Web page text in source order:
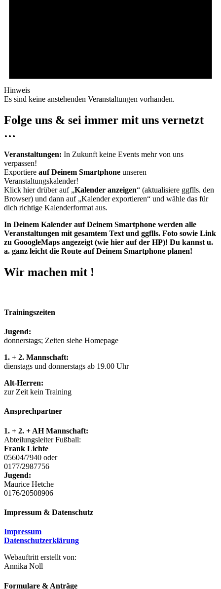
Hinweis
Es sind keine anstehenden Veranstaltungen vorhanden.
Folge uns & sei immer mit uns vernetzt
…
Veranstaltungen: In Zukunft keine Events mehr von uns
verpassen!
Exportiere auf Deinem Smartphone unseren
Veranstaltungskalender!
Klick hier drüber auf „Kalender anzeigen“ (aktualisiere ggflls. den
Browser) und dann auf „Kalender exportieren“ und wähle das für
dich richtige Kalenderformat aus.
In Deinem Kalender auf Deinem Smartphone werden alle
Veranstaltungen mit gesamtem Text und ggflls. Foto sowie Link
zu GooogleMaps angezeigt (wie hier auf der HP)! Du kannst u.
a. ganz leicht die Route auf Deinem Smartphone planen!
Wir machen mit !
Trainingszeiten
Jugend:
donnerstags; Zeiten siehe Homepage
1. + 2. Mannschaft:
dienstags und donnerstags ab 19.00 Uhr
Alt-Herren:
zur Zeit kein Training
Ansprechpartner
1. + 2. + AH Mannschaft:
Abteilungsleiter Fußball:
Frank Lichte
05604/7940 oder
0177/2987756
Jugend:
Maurice Hetche
0176/20508906
Impressum & Datenschutz
Impressum
Datenschutzerklärung
Webauftritt erstellt von:
Annika Noll
Formulare & Anträge